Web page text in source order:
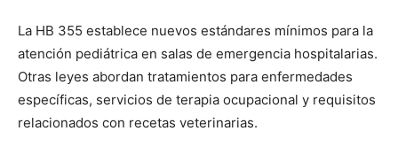
La HB 355 establece nuevos estándares mínimos para la
atención pediátrica en salas de emergencia hospitalarias.
Otras leyes abordan tratamientos para enfermedades
específicas, servicios de terapia ocupacional y requisitos
relacionados con recetas veterinarias.